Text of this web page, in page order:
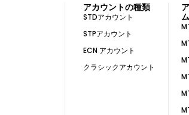
アカウントの種類
STDアカウント
STPアカウント
ECN アカウント
クラシックアカウント
ム